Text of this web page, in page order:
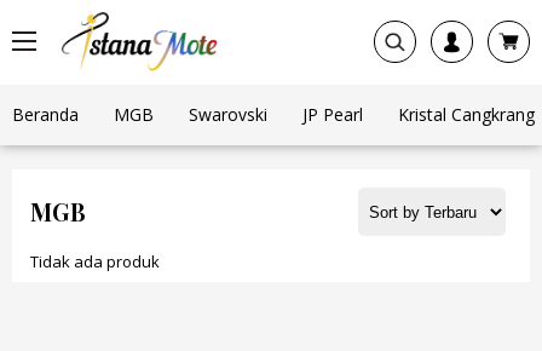
Beranda MGB Swarovski JP Pearl Kristal Cangkrang
MGB
Tidak ada produk